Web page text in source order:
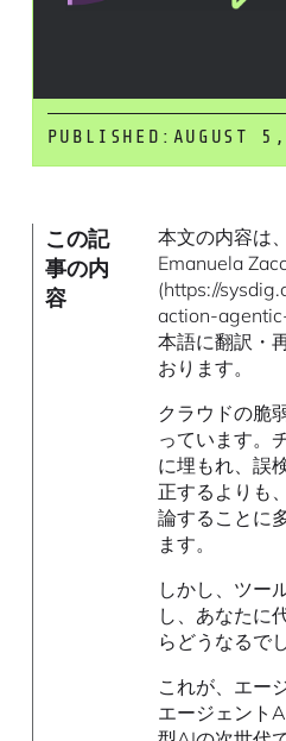
PUBLISHED: AUGUST
この記
事の内
容
本文の内容は
Emanuela
(https://
action-
本語に翻訳・
おります。
クラウドの脆
っています。
に埋もれ、誤
正するよりも
論することに
ます。
しかし、ツー
し、あなたに
らどうなるで
これが、エー
エージェント